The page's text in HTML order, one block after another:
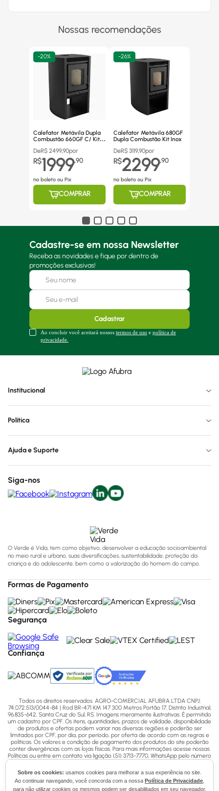
Sobre os cookies: usamos cookies para melhorar a sua experiência no site.
Ao continuar navegando, você concorda com a nossa Política de Privacidade
para não utilizar cookies os mesmos podem ser desabilitados em seu navegador.
Nossas recomendações
-20%
Calefator Metávila Dupla
Combustão 660GF C/ Kit
DeR$ 2499,90por
R$1999,90
no boleto ou Pix
COMPRAR
-26%
Calefator Metávila 680GF
Dupla Combustão Kit Inox
DeR$ 3119,90por
R$2299,90
no boleto ou Pix
COMPRAR
Cadastre-se em nossa Newsletter
Receba as novidades e fique por dentro de
promoções exclusivas!
Cadastrar
Ao concluir você aceitará nossos termos de uso e política de
privacidade.
Institucional
Política
Ajuda e Suporte
Siga-nos
O Verde é Vida, tem como objetivo, desenvolver a educação socioambiental
no meio rural e urbano, suas diversificações, sustentabilidade, proteção da
criança e do adolescente, bem como a valorização do homem do campo.
Formas de Pagamento
Segurança
Confiança
Todos os direitos reservados. AGRO-COMERCIAL AFUBRA LTDA CNPJ:
74.072.513/0044-84 | Rod BR-471 KM 147 300 Metros Portão 17, Distrito Industrial,
96.835-642, Santa Cruz do Sul, RS. Imagens meramente ilustrativas. É permitido
um cadastro por CPF. Os itens, quantidades, prazos de validade, disponibilidade
de produtos e ofertas podem variar nas diversas regiões e poderão ser
limitados por CPF, por dia, por período, por oferta de acordo com as regras e
políticas. Os valores e condição de pagamento dos produtos do site poderão
conter divergências com as lojas físicas. Para mais informações acesse nossas
Políticas ou entre em contato via ligação (51) 3713-7770, WhatsApp pelo número